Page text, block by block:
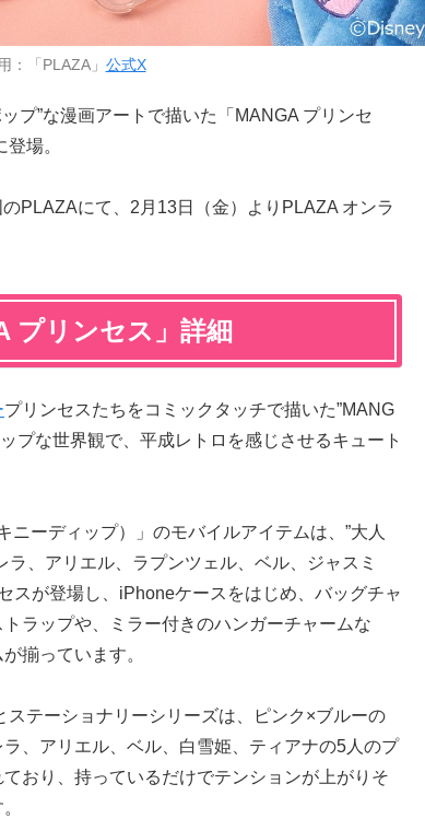
：「PLAZA」 公式X
プ”な漫画アートで描いた「MANGA プリンセ
場。
PLAZAにて、2月13日（金）よりPLAZA オンラ
プリンセス」詳細
プリンセスたちをコミックタッチで描いた”MANG
プな世界観で、平成レトロを感じさせるキュート
ーディップ）」のモバイルアイテムは、”大人
ラ、アリエル、ラプンツェル、ベル、ジャスミ
スが登場し、iPhoneケースをはじめ、バッグチャ
ラップや、ミラー付きのハンガーチャームな
揃っています。
テーショナリーシリーズは、ピンク×ブルーの
、アリエル、ベル、白雪姫、ティアナの5人のプ
おり、持っているだけでテンションが上がりそ